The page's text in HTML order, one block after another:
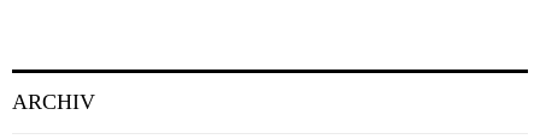
ARCHIV